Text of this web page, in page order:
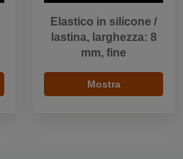
Elastico in silicone /
lastina, larghezza: 8
mm, fine
Mostra